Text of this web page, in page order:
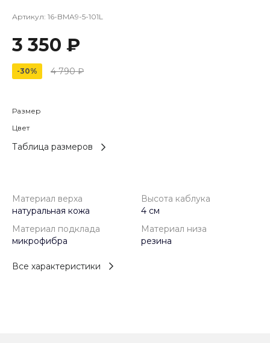
Артикул: 16-BMA9-5-101L
3 350 ₽
-30% 4 790 ₽
Размер
Цвет
Таблица размеров
Материал верха
натуральная кожа
Высота каблука
4 см
Материал подклада
микрофибра
Материал низа
резина
Все характеристики